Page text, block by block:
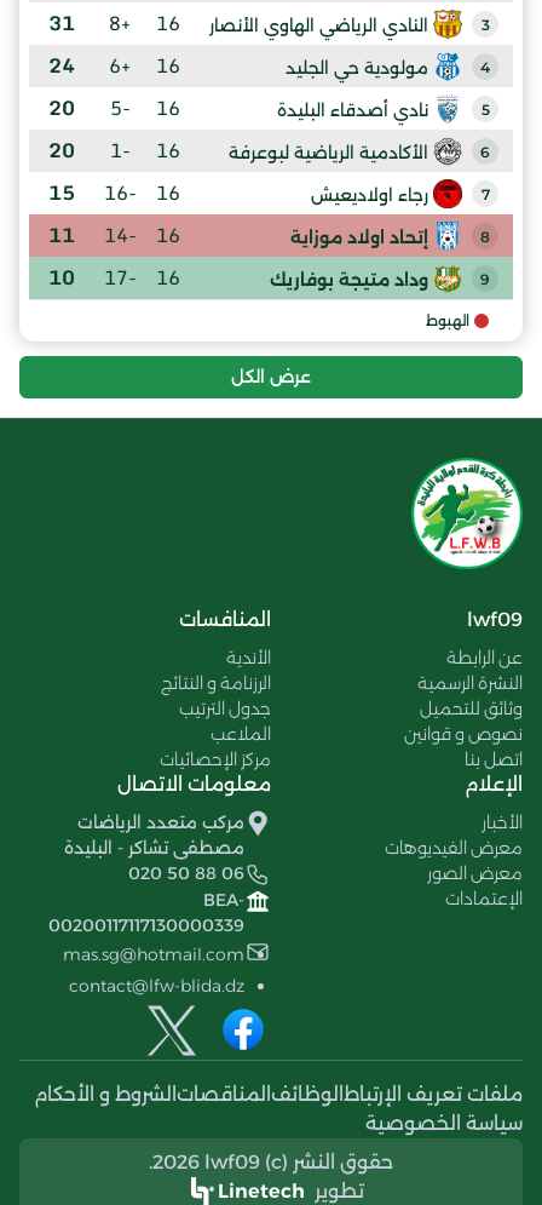
3 النادي الرياضي الهاوي الأنصار 16
+8
31
4 مولودية حي الجليد 16
+6
24
5 نادي أصدقاء البليدة 16
-5
20
6 الأكادمية الرياضية لبوعرفة 16
-1
20
7 رجاء اولاديعيش 16
-16
15
8 إتحاد اولاد موزاية 16
-14
11
9 وداد متيجة بوفاريك 16
-17
10
الهبوط
عرض الكل
lwf09
عن الرابطة
النشرة الرسمية
وثائق للتحميل
نصوص و قوانين
اتصل بنا
المنافسات
الأندية
الرزنامة و النتائج
جدول الترتيب
الملاعب
مركز الإحصائيات
الإعلام
الأخبار
معرض الفيديوهات
معرض الصور
الإعتمادات
معلومات الاتصال
مركب متعدد الرياضات
مصطفى تشاكر - البليدة
020 50 88 06
BEA-
00200117117130000339
mas.sg@hotmail.com
contact@lfw-blida.dz
ملفات تعريف الإرتباط الوظائف المناقصات الشروط و الأحكام
سياسة الخصوصية
حقوق النشر (c) 2026 lwf09.
تطوير Linetech